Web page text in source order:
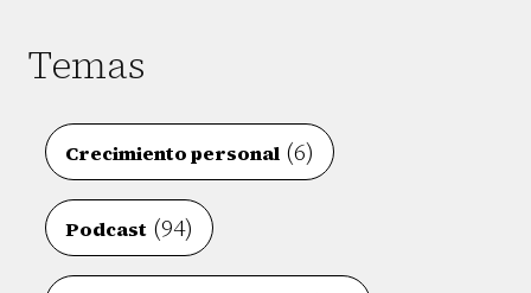
Temas
Crecimiento personal (6)
Podcast (94)